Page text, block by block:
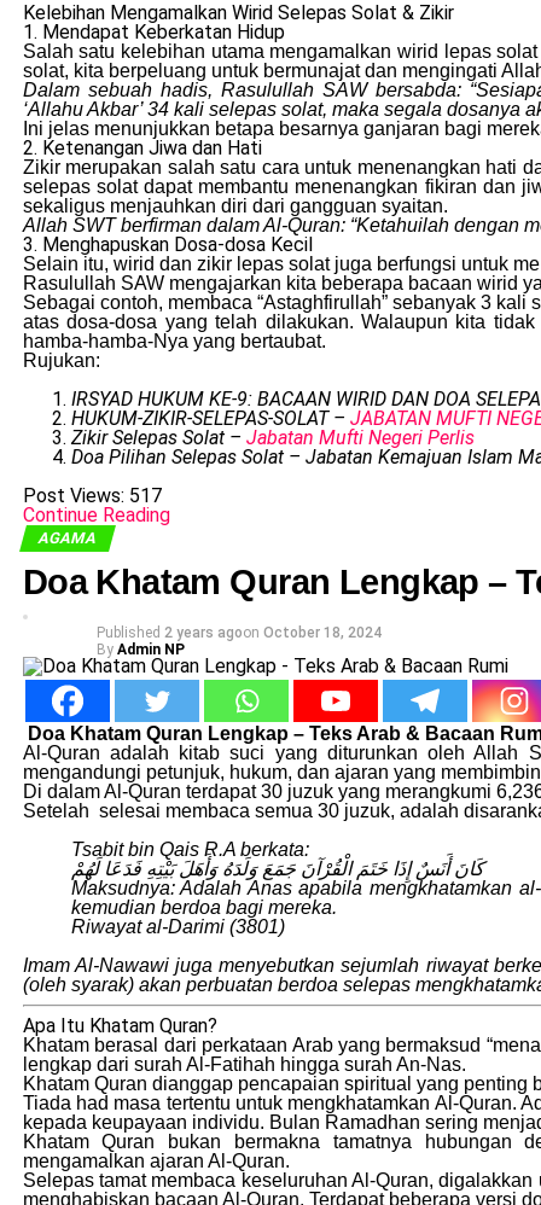
Kelebihan Mengamalkan Wirid Selepas Solat & Zikir
1. Mendapat Keberkatan Hidup
Salah satu kelebihan utama mengamalkan wirid lepas
solat, kita berpeluang untuk bermunajat dan mengingati
Dalam sebuah hadis, Rasulullah SAW bersabda:
‘Allahu Akbar’ 34 kali selepas solat, maka segala
Ini jelas menunjukkan betapa besarnya ganjaran bagi
2. Ketenangan Jiwa dan Hati
Zikir merupakan salah satu cara untuk menenangkan hati
selepas solat dapat membantu menenangkan fikiran dan
sekaligus menjauhkan diri dari gangguan syaitan.
Allah SWT berfirman dalam Al-Quran: “Ketahuilah dengan
3. Menghapuskan Dosa-dosa Kecil
Selain itu, wirid dan zikir lepas solat juga berfungsi untuk
Rasulullah SAW mengajarkan kita beberapa bacaan wirid
Sebagai contoh, membaca “Astaghfirullah” sebanyak 3
atas dosa-dosa yang telah dilakukan. Walaupun kita
hamba-hamba-Nya yang bertaubat.
Rujukan:
IRSYAD HUKUM KE-9: BACAAN WIRID DAN DOA
HUKUM-ZIKIR-SELEPAS-SOLAT – JABATAN MUFTI
Zikir Selepas Solat – Jabatan Mufti Negeri Perlis
Doa Pilihan Selepas Solat – Jabatan Kemajuan Islam
Post Views: 517
Continue Reading
AGAMA
Doa Khatam Quran Lengkap –
Published 2 years agoon October 18, 2024
By Admin NP
Doa Khatam Quran Lengkap – Teks Arab & Bacaan
Al-Quran adalah kitab suci yang diturunkan oleh Allah
mengandungi petunjuk, hukum, dan ajaran yang
Di dalam Al-Quran terdapat 30 juzuk yang merangkumi
Setelah selesai membaca semua 30 juzuk, adalah
Tsabit bin Qais R.A berkata:
كَانَ أَنَسٌ إِذَا خَتَمَ الْقُرْآنَ جَمَعَ وَلَدَهُ وَأَهَلَ بَيْتِهِ فَدَعَا لَهُمْ
Maksudnya: Adalah Anas apabila mengkhatamkan
kemudian berdoa bagi mereka.
Riwayat al-Darimi (3801)
Imam Al-Nawawi juga menyebutkan sejumlah riwayat
(oleh syarak) akan perbuatan berdoa selepas
Apa Itu Khatam Quran?
Khatam berasal dari perkataan Arab yang bermaksud
lengkap dari surah Al-Fatihah hingga surah An-Nas.
Khatam Quran dianggap pencapaian spiritual yang
Tiada had masa tertentu untuk mengkhatamkan Al-Quran.
kepada keupayaan individu. Bulan Ramadhan sering
Khatam Quran bukan bermakna tamatnya hubungan
mengamalkan ajaran Al-Quran.
Selepas tamat membaca keseluruhan Al-Quran,
menghabiskan bacaan Al-Quran. Terdapat beberapa versi